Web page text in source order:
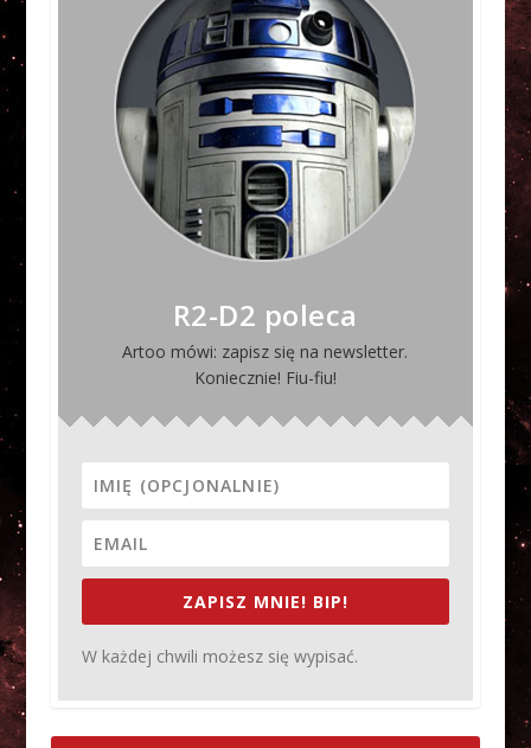
R2-D2 poleca
Artoo mówi: zapisz się na newsletter.
Koniecznie! Fiu-fiu!
ZAPISZ MNIE! BIP!
W każdej chwili możesz się wypisać.